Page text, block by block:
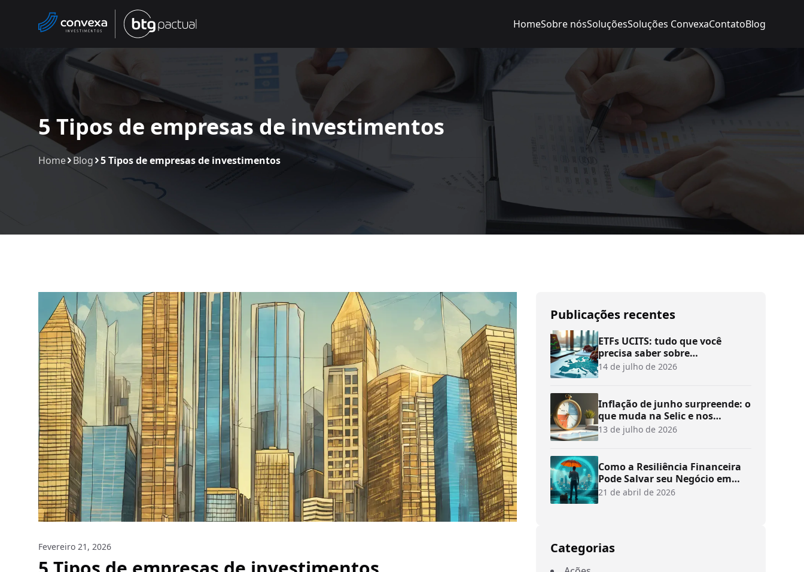
HomeSobre nósSoluçõesSoluções ConvexaContatoBlog
5 Tipos de empresas de investimentos
Home Blog 5 Tipos de empresas de investimentos
Fevereiro 21, 2026
Publicações recentes
ETFs UCITS: tudo que você
precisa saber sobre
investimentos
14 de julho de 2026
Inflação de junho surpreende: o
que muda na Selic e nos
investimentos?
13 de julho de 2026
Como a Resiliência Financeira
Pode Salvar seu Negócio em
Tempos de Crise
21 de abril de 2026
Categorias